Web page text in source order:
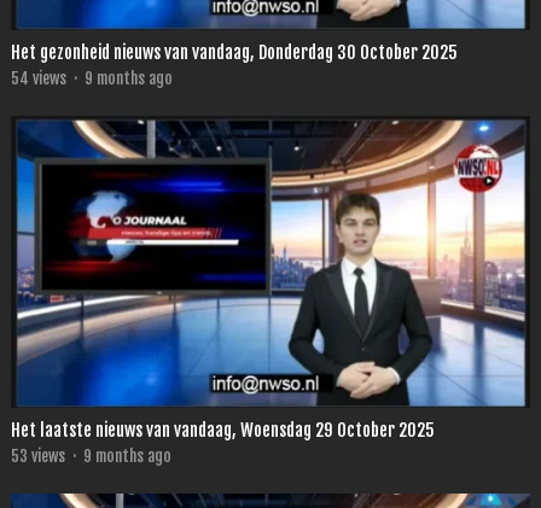
Het gezonheid nieuws van vandaag, Donderdag 30 October 2025
54 views · 9 months ago
Het laatste nieuws van vandaag, Woensdag 29 October 2025
53 views · 9 months ago